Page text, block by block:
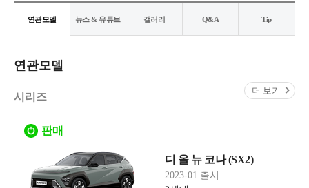
연관모델 뉴스 & 유튜브 갤러리 Q&A Tip
연관모델
시리즈
더 보기
판매
디 올 뉴 코나 (SX2)
2023-01 출시